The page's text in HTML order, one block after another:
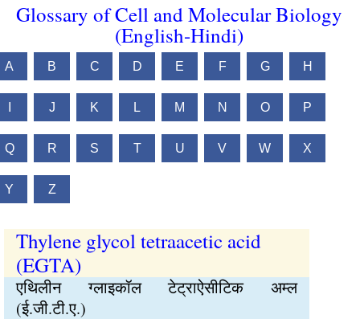
Glossary of Cell and Molecular Biology
(English-Hindi)
A B C D E F G H
J K L M N O P
Q R S T U V W X
Y Z
Thylene glycol tetraacetic acid
(EGTA)
एथिलीन ग्लाइकॉल टेट्राऐसीटिक अम्ल
(ई.जी.टी.ए.)